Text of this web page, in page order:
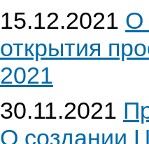
15.12.2021 О
открытия
2021
30.11.2021
О создании